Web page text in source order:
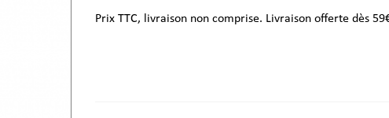
Prix TTC, livraison non comprise. Livraison offerte dès